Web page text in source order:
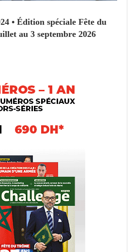
• Édition spéciale Fête du
au 3 septembre 2026